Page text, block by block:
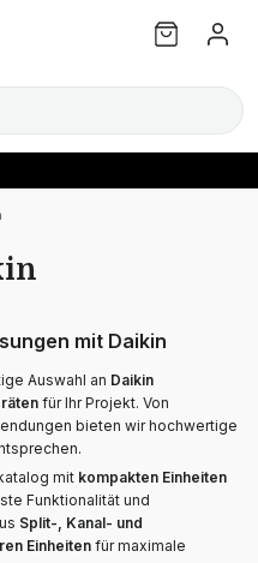
mit Daikin
Auswahl an Daikin
für Ihr Projekt. Von
bieten wir hochwertige
mit kompakten Einheiten
Funktionalität und
Split-, Kanal- und
Einheitenfür maximale